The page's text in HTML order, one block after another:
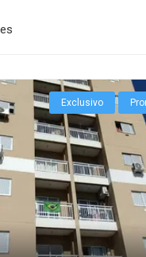
Exclusivo